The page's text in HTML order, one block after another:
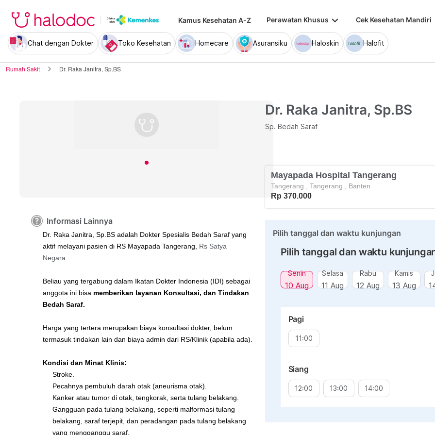
Kamus Kesehatan A-Z Perawatan Khusus keyboard_arrow_down Cek Kesehatan Mandiri
Chat dengan Dokter Toko Kesehatan Homecare Asuransiku Haloskin Halofit
Rumah Sakit Dr. Raka Janitra, Sp.BS
Informasi Lainnya
Dr. Raka Janitra, Sp.BS adalah Dokter Spesialis Bedah Saraf yang
aktif melayani pasien di RS Mayapada Tangerang, Rs Satya
Negara.
Beliau yang tergabung dalam Ikatan Dokter Indonesia (IDI) sebagai
anggota ini bisa memberikan layanan Konsultasi, dan Tindakan
Bedah Saraf.
Harga yang tertera merupakan biaya konsultasi dokter, belum
termasuk tindakan lain dan biaya admin dari RS/Klinik (apabila ada).
Kondisi dan Minat Klinis:
Stroke.
Pecahnya pembuluh darah otak (aneurisma otak).
Kanker atau tumor di otak, tengkorak, serta tulang belakang.
Gangguan pada tulang belakang, seperti malformasi tulang
belakang, saraf terjepit, dan peradangan pada tulang belakang
yang mengganggu saraf.
Dr. Raka Janitra, Sp.BS
Sp. Bedah Saraf
Mayapada Hospital Tangerang
Tangerang Tangerang Banten
Rp 370.000
Pilih tanggal dan waktu kunjungan
Pilih tanggal dan waktu
Senin
10 Aug
Selasa
11 Aug
Rabu
12 Aug
Kamis
13 Aug
Pagi
11:00
Siang
12:00 13:00 14:00